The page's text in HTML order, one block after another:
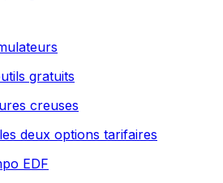
gratuits
creuses
deux options tarifaires
EDF